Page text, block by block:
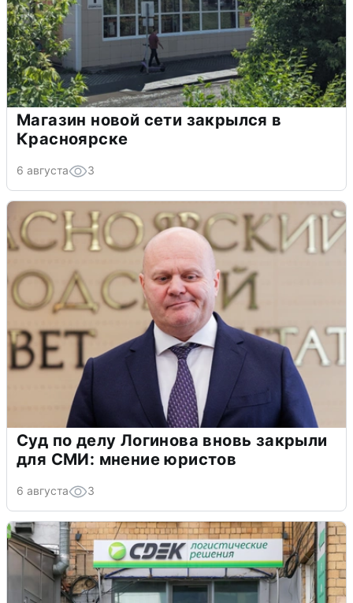
Магазин новой сети закрылся в
Красноярске
6 августа 3
Суд по делу Логинова вновь закрыли
для СМИ: мнение юристов
6 августа 3